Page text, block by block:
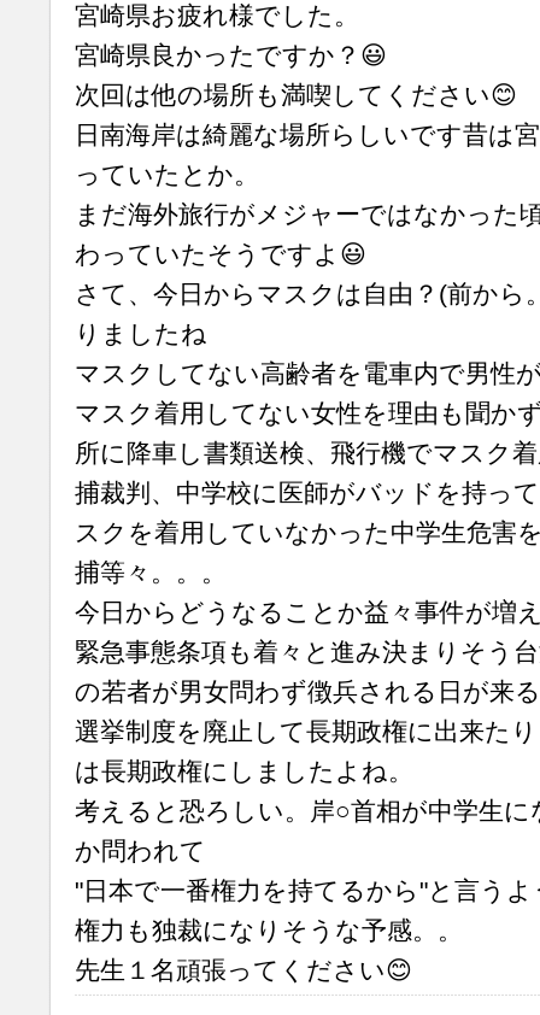
宮崎県お疲れ様でした。
宮崎県良かったですか？😃
次回は他の場所も満喫してください😊
日南海岸は綺麗な場所らしいです昔は
っていたとか。
まだ海外旅行がメジャーではなかった
わっていたそうですよ😃
さて、今日からマスクは自由？(前から
りましたね
マスクしてない高齢者を電車内で男性
マスク着用してない女性を理由も聞か
所に降車し書類送検、飛行機でマスク
捕裁判、中学校に医師がバッドを持っ
スクを着用していなかった中学生危害
捕等々。。。
今日からどうなることか益々事件が増
緊急事態条項も着々と進み決まりそう
の若者が男女問わず徴兵される日が来
選挙制度を廃止して長期政権に出来た
は長期政権にしましたよね。
考えると恐ろしい。岸○首相が中学生
か問われて
"日本で一番権力を持てるから"と言う
権力も独裁になりそうな予感。。
先生１名頑張ってください😊